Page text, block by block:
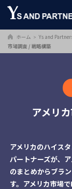
ホーム ＞ Ys and
市場調査 / 戦略構築
アメリ
アメリカのハイス
パートナーズが、
のまとめからブラ
す。アメリカ市場